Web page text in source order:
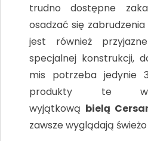
trudno dostępne
osadzać się
jest również
specjalnej konstrukcji,
mis potrzeba jedynie
produkty te
wyjątkową bielą
zawsze wyglądają